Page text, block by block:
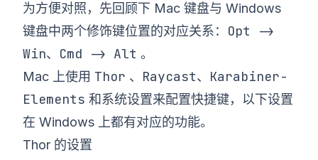
为方便对照，先回顾下 Mac 键盘与 Windows
键盘中两个修饰键位置的对应关系： Opt ->
Win、 Cmd -> Alt 。
Mac 上使用 Thor 、 Raycast、 Karabiner-
Elements 和系统设置来配置快捷键，以下设置
在 Windows 上都有对应的功能。
Thor 的设置